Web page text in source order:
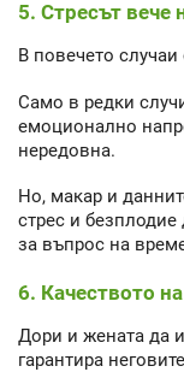
5. Стресът вече
В повечето
Само в редки
емоционално
нередовна.
Но, макар и
стрес и безплодие
за въпрос на
6. Качеството
Дори и жената да
гарантира